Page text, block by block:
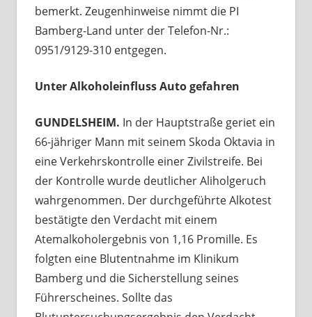
bemerkt. Zeugenhinweise nimmt die PI
Bamberg-Land unter der Telefon-Nr.:
0951/9129-310 entgegen.
Unter Alkoholeinfluss Auto gefahren
GUNDELSHEIM. In der Hauptstraße geriet ein
66-jähriger Mann mit seinem Skoda Oktavia in
eine Verkehrskontrolle einer Zivilstreife. Bei
der Kontrolle wurde deutlicher Aliholgeruch
wahrgenommen. Der durchgeführte Alkotest
bestätigte den Verdacht mit einem
Atemalkoholergebnis von 1,16 Promille. Es
folgten eine Blutentnahme im Klinikum
Bamberg und die Sicherstellung seines
Führerscheines. Sollte das